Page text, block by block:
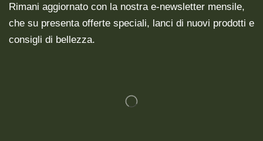
Rimani aggiornato con la nostra e-newsletter mensile,
che su presenta offerte speciali, lanci di nuovi prodotti e
consigli di bellezza.